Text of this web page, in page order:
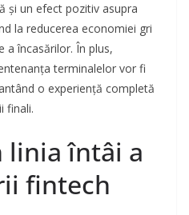
și un efect pozitiv asupra
la reducerea economiei gri
a încasărilor. În plus,
terminalelor vor fi
o experiență completă
finali.
linia întâi a
fintech